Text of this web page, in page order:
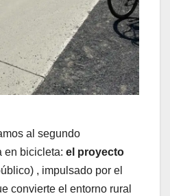
al segundo
en bicicleta: el proyecto
, impulsado por el
convierte el entorno rural